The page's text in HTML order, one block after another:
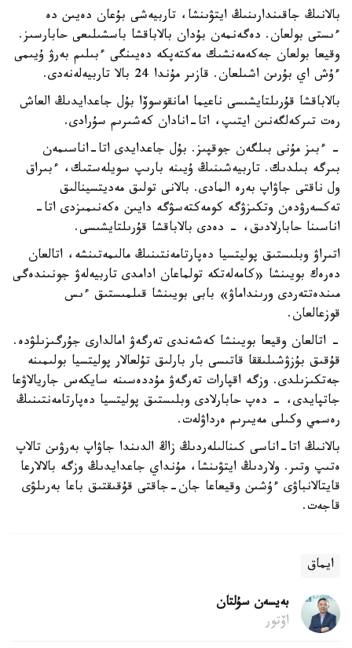
بالانىڭ جاقىندارىنىڭ ايتۋىنشا، تاربيەشى بۇعان دەيىن دە
ءىستى بولعان. دەگەنمەن بۇدان بالاباقشا باسشىلىعى حابارسىز.
وقيعا بولعان جەكەمەنشىك مەكتەپكە دەيىنگى ءبىلىم بەرۋ ۇيىمى
ءۇش اي بۇرىن اشىلعان. قازىر مۇندا 24 بالا تاربيەلەنەدى.
بالاباقشا قۇرىلتايشىسى ناعيما امانقوسوۆا بۇل جاعدايدىڭ العاش
رەت تىركەلگەنىن ايتىپ، اتا-انادان كەشىرىم سۇرادى.
- ءبىز مۇنى بىلگەن جوقپىز. بۇل جاعدايدى اتا-اناسىمەن
بىرگە بىلدىك. تاربيەشىنىڭ ۇيىنە بارىپ سويلەستىك، ءبىراق
ول ناقتى جاۋاپ بەرە المادى. بالانى تولىق مەديتسينالىق
تەكسەرۋدەن وتكىزۋگە كومەكتەسۋگە دايىن ەكەنىمىزدى اتا-
اناسىنا حابارلادىق، - دەدى بالاباقشا قۇرىلتايشىسى.
اتىراۋ وبلىستىق پوليتسيا دەپارتامەنتىنىڭ مالىمەتىنشە، اتالعان
دەرەك بويىنشا «كامەلەتكە تولماعان ادامدى تاربيەلەۋ جونىندەگى
مىندەتتەردى ورىنداماۋ» بابى بويىنشا قىلمىستىق ءىس
قوزعالعان.
- اتالعان وقيعا بويىنشا كەشەندى تەرگەۋ امالدارى جۇرگىزىلۋدە.
قۇقىق بۇزۋشىلىققا قاتىسى بار بارلىق تۇلعالار پوليتسيا بولىمىنە
جەتكىزىلدى. وزگە اقپارات تەرگەۋ مۇددەسىنە سايكەس جاريالاۋعا
جاتپايدى، - دەپ حابارلادى وبلىستىق پوليتسيا دەپارتامەنتىنىڭ
رەسمي وكىلى مەيىرىم ەرداۋلەت.
بالانىڭ اتا-اناسى كىنالىلەردىڭ زاڭ الدىندا جاۋاپ بەرۋىن تالاپ
ەتىپ وتىر. ولاردىڭ ايتۋىنشا، مۇنداي جاعدايدىڭ وزگە بالالارعا
قايتالانباۋى ءۇشىن وقيعاعا جان-جاقتى قۇقىقتىق باعا بەرىلۋى
قاجەت.
ايماق
بەيسەن سۇلتان
اۆتور